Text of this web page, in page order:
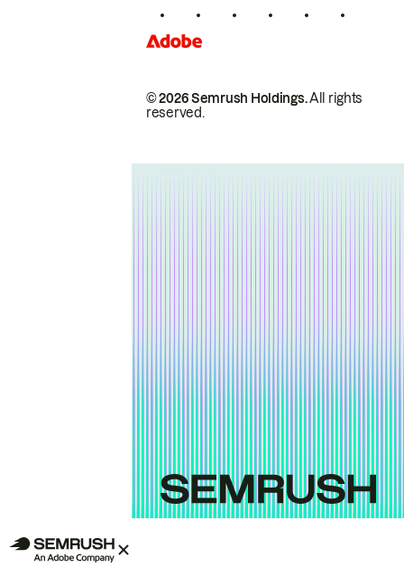
© 2026 Semrush Holdings.All rights
reserved.